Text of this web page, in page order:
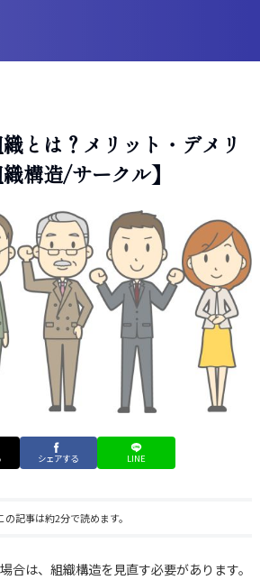
とは？メリット・デメリ
構造/サークル】
シェアする LINE
の記事は約2分で読めます。
合は、組織構造を見直す必要があります。